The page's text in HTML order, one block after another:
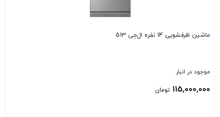
ماشین ظرفشویی 14 نفره ال‌جی 513
موجود در انبار
115,000,000 تومان